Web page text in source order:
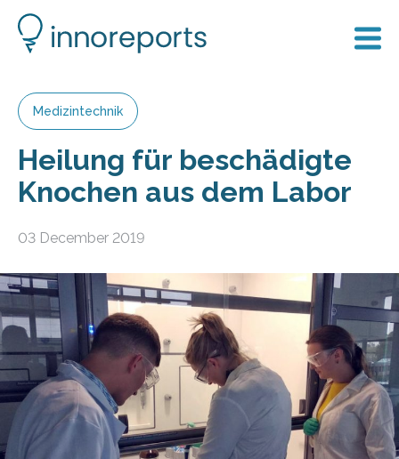
Medizintechnik
Heilung für beschädigte
Knochen aus dem Labor
03 December 2019